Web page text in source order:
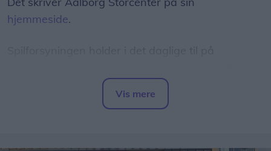
hjemmeside.
udvider man altså porteføljen med en ny afdeling i
Vis mere